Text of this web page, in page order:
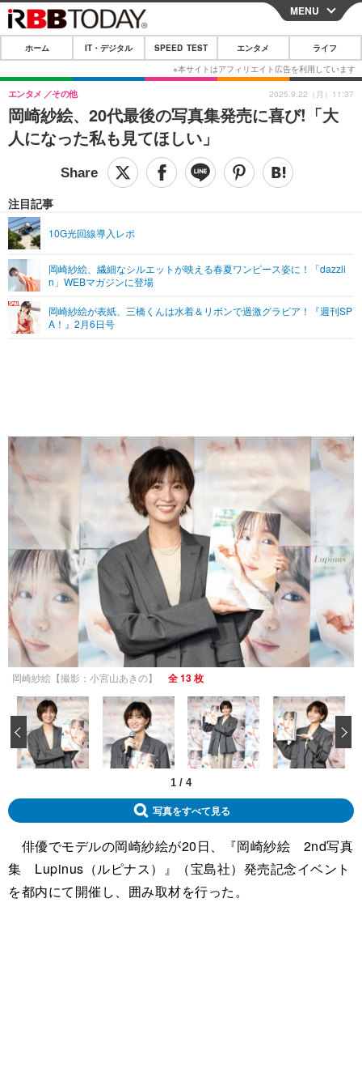
CLOSE
ホーム
IT・デジタル
IT・デジタルTOP スマートフォン
ショッピング その他
SPEED TEST
エンタメTOP 映画・ドラマ
グラビア
ショッピング その他
ライフTOP
その他
リリース一覧
プッシュ通知の停止方法
MENU
ホーム IT・デジタル SPEED TEST エンタメ ライフ
岡崎紗絵、20代最後の写真集発売に喜び!「大
人になった私も見てほしい」
エンタメ その他
注目記事
10G光回線導入レポ
岡崎紗絵、繊細なシルエットが映える春夏ワンピース姿に！「dazzli
n」WEBマガジンに登場
岡崎紗絵が表紙、三橋くんは水着＆リボンで過激グラビア！『週刊SP
A！』2月6日号
2025.9.22（月）11:37
岡崎紗絵【撮影：小宮山あきの】 全 13 枚
1 / 4
‹
写真をすべて見る
俳優でモデルの岡崎紗絵が20日、『岡崎紗絵 2nd写真
集 Lupinus（ルピナス）』（宝島社）発売記念イベント
を都内にて開催し、囲み取材を行った。